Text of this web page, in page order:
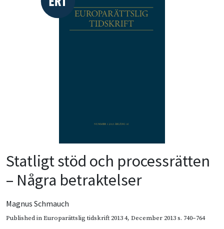
Statligt stöd och processrätten
– Några betraktelser
Magnus Schmauch
Published inEuroparättslig tidskrift 2013 4, December 2013s. 740–764